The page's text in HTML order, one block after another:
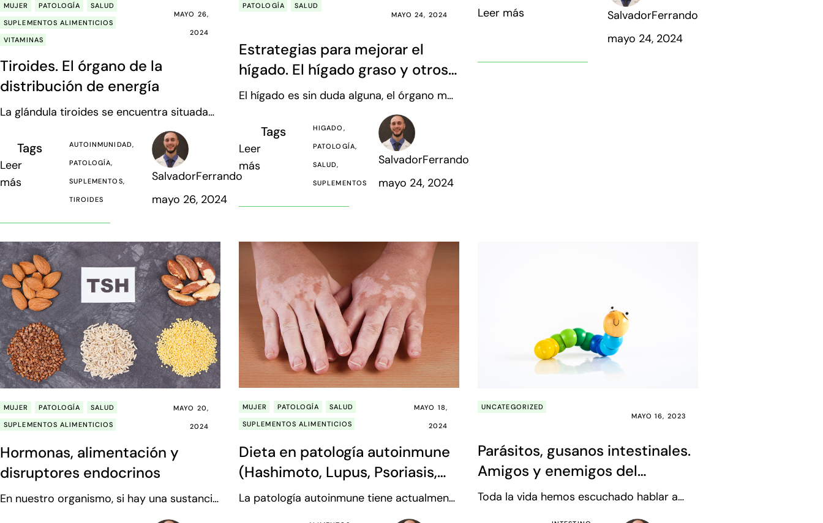
MUJER PATOLOGÍA
SALUD
SUPLEMENTOS ALIMENTICIOS
VITAMINAS
MAYO 26,
2024
Tiroides. El órgano de la
distribución de energía
La glándula tiroides se encuentra situada
en el cuello, concretamente en la base de
la faringe. Se encarga de liberar hormonas
tiroideas (T3 y T4) tras la señal de nuestra
hipófisis (TSH) que a su vez responde al
Leer
más
Tags AUTOINMUNIDAD
PATOLOGÍA
SUPLEMENTOS
TIROIDES
SalvadorFerrando
mayo 26, 2024
PATOLOGÍA
SALUD
MAYO 24, 2024
Estrategias para mejorar el
hígado. El hígado graso y otros
problemas hepáticos
El hígado es sin duda alguna, el órgano más
grande de nuestro cuerpo. Tiene un peso
de alrededor de 1.5 kg y sus funciones son
muy variadas. Como le digo a mis
pacientes, recordad que en inglés se
traduce como “Liver”
Leer
más
Tags HIGADO
PATOLOGÍA
SALUD
SUPLEMENTOS
SalvadorFerrando
mayo 24, 2024
Leer más
SalvadorFerrando
mayo 24, 2024
MUJER PATOLOGÍA
SALUD
SUPLEMENTOS ALIMENTICIOS
MAYO 20,
2024
Hormonas, alimentación y
disruptores endocrinos
En nuestro organismo, si hay una sustancia
MUJER PATOLOGÍA
SALUD
SUPLEMENTOS ALIMENTICIOS
MAYO 18,
2024
Dieta en patología autoinmune
(Hashimoto, Lupus, Psoriasis,
Esclerosis, Crohn…)
La patología autoinmune tiene actualmente
UNCATEGORIZED
MAYO 16, 2023
Parásitos, gusanos intestinales.
Amigos y enemigos del
microbioma
Toda la vida hemos escuchado hablar a